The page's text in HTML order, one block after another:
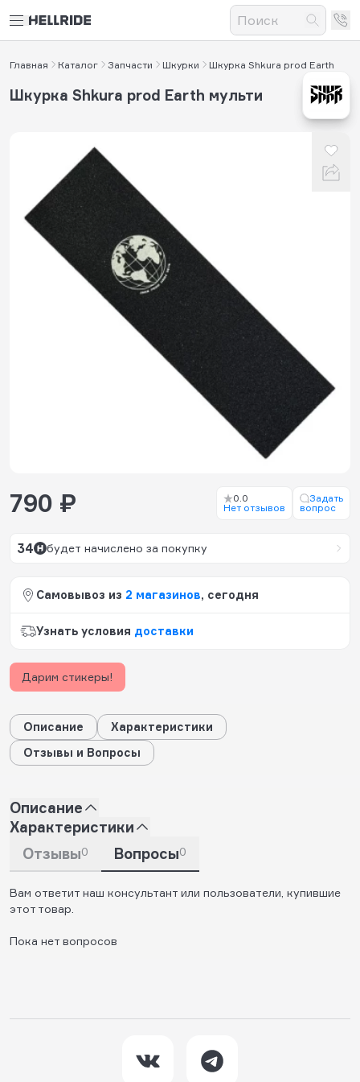
Главная Каталог Запчасти Шкурки Шкурка Shkura prod Earth
Шкурка Shkura prod Earth мульти
790 ₽
0.0
Нет отзывов
Задать
вопрос
34 будет начислено за покупку
Самовывоз из 2 магазинов, сегодня
Узнать условия доставки
Дарим стикеры!
Описание
Характеристики
Отзывы и Вопросы
Описание
Характеристики
Отзывы0 Вопросы0
Вам ответит наш консультант или пользователи, купившие
этот товар.
Пока нет вопросов